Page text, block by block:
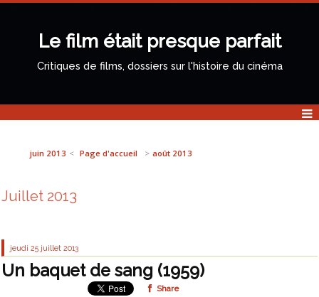
Le film était presque parfait
Critiques de films, dossiers sur l'histoire du cinéma
juin 2013 Page d'accueil août 2013
Juillet 2013
jeudi 25 juillet 2013
Un baquet de sang (1959)
Share